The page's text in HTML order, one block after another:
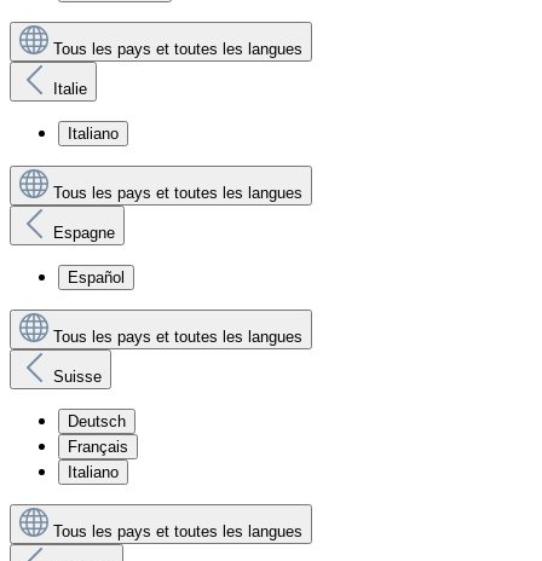
Tous les pays et toutes les langues
Italie
Italiano
Tous les pays et toutes les langues
Espagne
Español
Tous les pays et toutes les langues
Suisse
Deutsch
Français
Italiano
Tous les pays et toutes les langues